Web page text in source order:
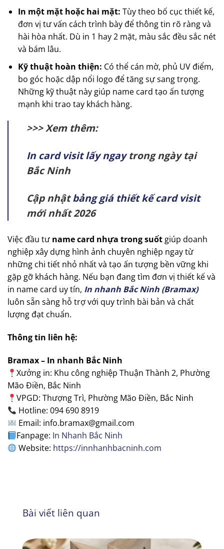
In một mặt hoặc hai mặt: Tùy theo bố cục thiết kế,
đơn vị tư vấn cách trình bày để thông tin rõ ràng và
hài hòa nhất. Dù in 1 hay 2 mặt, màu sắc đều sắc nét
và bám lâu.
Kỹ thuật hoàn thiện: Có thể cán mờ, phủ UV điểm,
bo góc hoặc dập nổi logo để tăng sự sang trọng.
Những kỹ thuật này giúp name card tạo ấn tượng
mạnh khi trao tay khách hàng.
>>> Xem thêm:
In card visit lấy ngaytrong ngày tại
Bắc Ninh
Cập nhậtbảng giá thiết kế card visit
mới nhất 2026
Việc đầu tư name card nhựa trong suốt giúp doanh
nghiệp xây dựng hình ảnh chuyên nghiệp ngay từ
những chi tiết nhỏ nhất và tạo ấn tượng bền vững khi
gặp gỡ khách hàng. Nếu bạn đang tìm đơn vị thiết kế và
in name card uy tín, In nhanh Bắc Ninh (Bramax)
luôn sẵn sàng hỗ trợ với quy trình bài bản và chất
lượng đạt chuẩn.
Thông tin liên hệ:
Bramax – In nhanh Bắc Ninh
Xưởng in: Khu công nghiệp Thuận Thành 2, Phường
Mão Điền, Bắc Ninh
VPGD: Thượng Trì, Phường Mão Điền, Bắc Ninh
Hotline: 094 690 8919
Email: info.bramax@gmail.com
Fanpage: In Nhanh Bắc Ninh
Website: https://innhanhbacninh.com
Bài viết liên quan